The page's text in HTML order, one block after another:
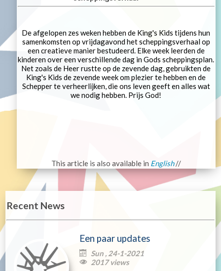
De afgelopen zes weken hebben de King's Kids tijdens hun
samenkomsten op vrijdagavond het scheppingsverhaal op
een creatieve manier bestudeerd. Elke week leerden de
kinderen over een verschillende dag in Gods scheppingsplan.
Net zoals de Heer rustte op de zevende dag, gebruikten de
King's Kids de zevende week om plezier te hebben en de
Schepper te verheerlijken, die ons leven geeft en alles wat
we nodig hebben. Prijs God!
This article is also available in English//
Recent News
Een paar updates
 Sun , 24-1-2021
 2017 views